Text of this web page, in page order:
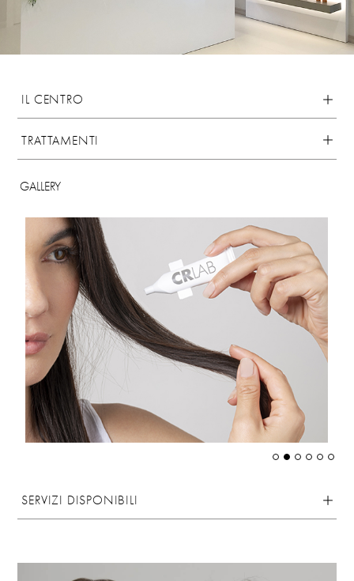
IL CENTRO
TRATTAMENTI
GALLERY
SERVIZI DISPONIBILI